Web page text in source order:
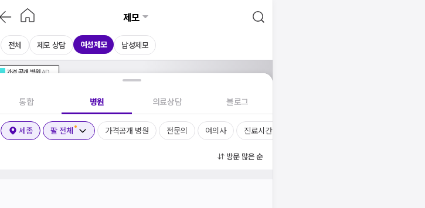
제모
전체 제모 상담 여성제모 남성제모
가격공개 병원AD
통합 병원 의료상담 블로그
세종 팔 전체 가격공개 병원 전문의 여의사 진료시간
방문 많은 순